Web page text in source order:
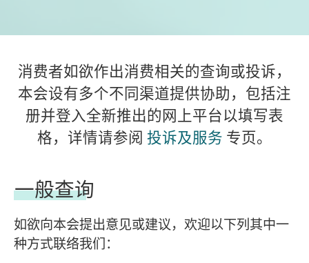
消费者如欲作出消费相关的查询或投诉，
本会设有多个不同渠道提供协助，包括注
册并登入全新推出的网上平台以填写表
格，详情请参阅 投诉及服务 专页。
一般查询
如欲向本会提出意见或建议，欢迎以下列其中一
种方式联络我们：